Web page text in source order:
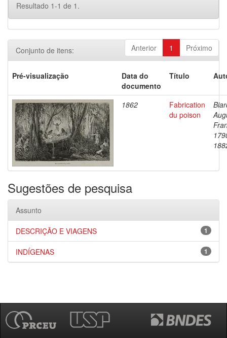
Resultado 1-1 de 1.
Anterior 1 Próximo
Conjunto de itens:
Pré-visualização
Data do
documento
Título
1862
Fabrication
du poison
Sugestões de pesquisa
Assunto
1
DESCRIÇÃO E VIAGENS
1
INDÍGENAS